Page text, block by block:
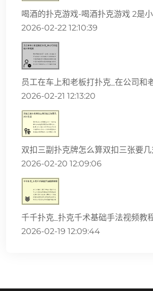
喝酒的扑克游戏-喝酒扑克游戏 2是
2026-02-22 12:10:39
员工在车上和老板打扑克_在公司和
2026-02-21 12:13:20
双扣三副扑克牌怎么算双扣三张要
2026-02-20 12:09:06
千千扑克_扑克千术基础手法视频教
2026-02-19 12:09:44